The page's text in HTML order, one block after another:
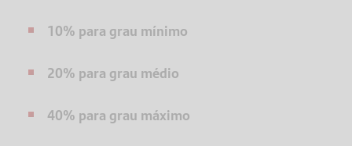
10% para grau mínimo
20% para grau médio
40% para grau máximo